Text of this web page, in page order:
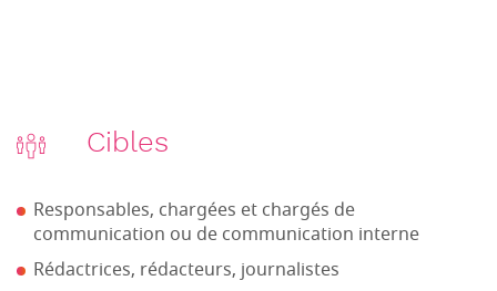
Cibles
Responsables, chargées et chargés de
communication ou de communication interne
Rédactrices, rédacteurs, journalistes